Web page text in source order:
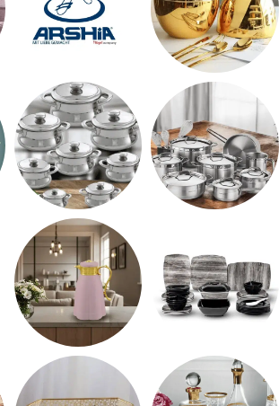
ARSHiA
حلل المونيا
طقم ميلامين ترمس شاي